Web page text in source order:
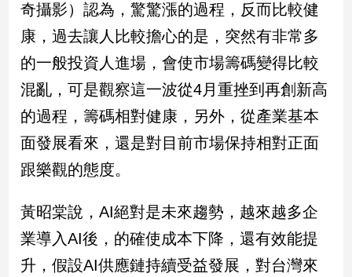
娛
娛
樂
星
聞
行/
尚
追
星
奇攝影）認為，驚驚漲的過程，反而比較健
康，過去讓人比較擔心的是，突然有非常多
的一般投資人進場，會使市場籌碼變得比較
混亂，可是觀察這一波從4月重挫到再創新高
的過程，籌碼相對健康，另外，從產業基本
面發展看來，還是對目前市場保持相對正面
跟樂觀的態度。
黃昭棠說，AI絕對是未來趨勢，越來越多企
業導入AI後，的確使成本下降，還有效能提
升，假設AI供應鏈持續受益發展，對台灣來